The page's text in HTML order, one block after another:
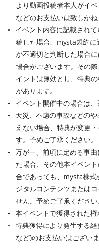
より動画投稿者本人がイ
などのお支払いは致しかね
イベント内容に記載され
稿した場合、mysta規約
が不適切と判断した場合
場合がございます。その
イントは無効とし、特典
があります。
イベント開催中の場合は、
天災、不慮の事故などの
えない場合、特典が変更
す。予めご了承ください。
万が一、前項に定める事
た場合、その他本イベン
合であっても、mysta株
ジタルコンテンツまたは
せん。予めご了承ください
本イベントで獲得された権
特典獲得により発生する
など)のお支払いはございま